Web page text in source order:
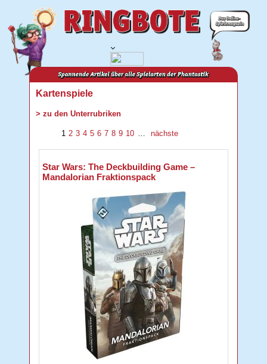
Kartenspiele
> zu den Unterrubriken
1 2 3 4 5 6 7 8 9 10 … nächste
Star Wars: The Deckbuilding Game –
Mandalorian Fraktionspack